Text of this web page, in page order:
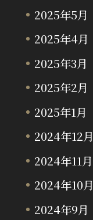
2025年5月
2025年4月
2025年3月
2025年2月
2025年1月
2024年12月
2024年11月
2024年10月
2024年9月